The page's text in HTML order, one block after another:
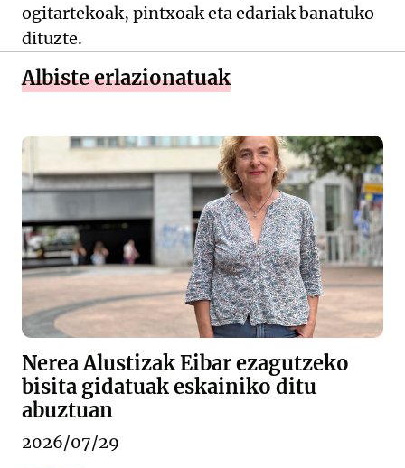
ogitartekoak, pintxoak eta edariak banatuko
dituzte.
Albiste erlazionatuak
Nerea Alustizak Eibar ezagutzeko
bisita gidatuak eskainiko ditu
abuztuan
2026/07/29